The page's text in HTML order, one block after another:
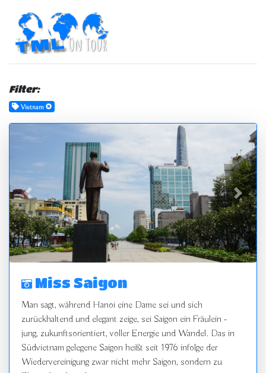
Filter:
Vietnam
zurück vor
Miss Saigon
Man sagt, während Hanoi eine Dame sei und sich
zurückhaltend und elegant zeige, sei Saigon ein Fräulein -
jung, zukunftsorientiert, voller Energie und Wandel. Das in
Südvietnam gelegene Saigon heißt seit 1976 infolge der
Wiedervereinigung zwar nicht mehr Saigon, sondern zu